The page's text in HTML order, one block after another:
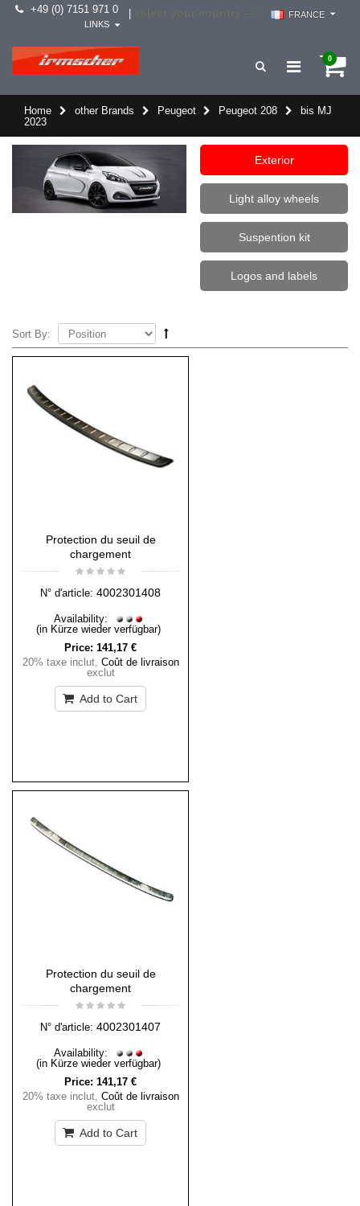
+49 (0) 7151 971 0
FRANCE
LINKS
0
Home other Brands Peugeot Peugeot 208
bis MJ
2023
Exterior
Light alloy wheels
Suspention kit
Logos and labels
Sort By:
Protection du seuil de
chargement
N° d'article: 4002301408
Availability:
(in Kürze wieder verfügbar)
Price: 141,17 €
20% taxe inclut, Coût de livraison
exclut
Add to Cart
Protection du seuil de
chargement
N° d'article: 4002301407
Availability:
(in Kürze wieder verfügbar)
Price: 141,17 €
20% taxe inclut, Coût de livraison
exclut
Add to Cart